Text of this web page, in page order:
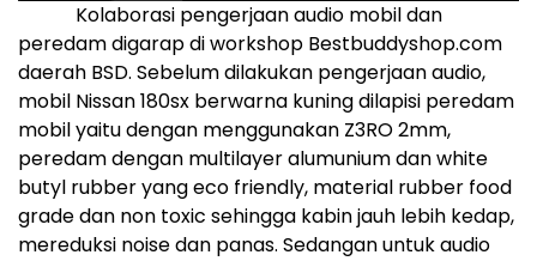
Kolaborasi pengerjaan audio mobil dan
peredam digarap di workshop Bestbuddyshop.com
daerah BSD. Sebelum dilakukan pengerjaan audio,
mobil Nissan 180sx berwarna kuning dilapisi peredam
mobil yaitu dengan menggunakan Z3RO 2mm,
peredam dengan multilayer alumunium dan white
butyl rubber yang eco friendly, material rubber food
grade dan non toxic sehingga kabin jauh lebih kedap,
mereduksi noise dan panas. Sedangan untuk audio